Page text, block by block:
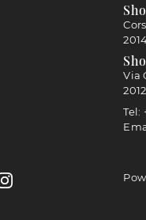
Via
Tel: